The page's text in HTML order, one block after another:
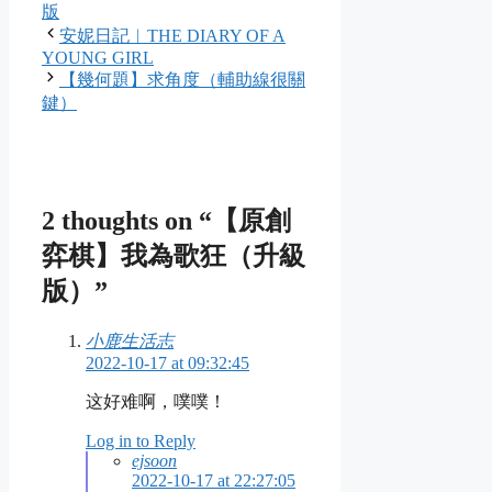
版
安妮日記︱THE DIARY OF A
YOUNG GIRL
【幾何題】求角度（輔助線很關
鍵）
2 thoughts on “【原創
弈棋】我為歌狂（升級
版）”
小鹿生活志
2022-10-17 at 09:32:45
这好难啊，噗噗！
Log in to Reply
ejsoon
2022-10-17 at 22:27:05